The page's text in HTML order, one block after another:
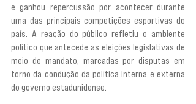
e ganhou repercussão por acontecer durante
uma das principais competições esportivas do
país. A reação do público refletiu o ambiente
político que antecede as eleições legislativas de
meio de mandato, marcadas por disputas em
torno da condução da política interna e externa
do governo estadunidense.